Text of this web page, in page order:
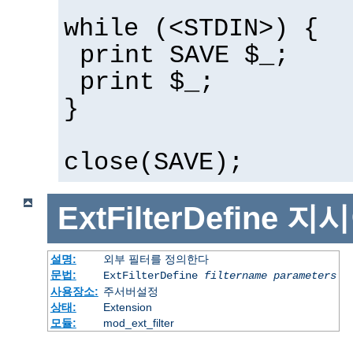
while (<STDIN>) {
print SAVE $_;
print $_;
}
close(SAVE);
ExtFilterDefine 지
설명:
외부 필터를 정의한다
문법:
ExtFilterDefine filtername parameters
사용장소: 주서버설정
상태:
Extension
모듈:
mod_ext_filter